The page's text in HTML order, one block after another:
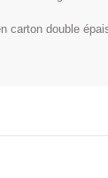
carton double